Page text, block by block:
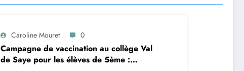
Caroline Mouret 0
Campagne de vaccination au collège Val
de Saye pour les élèves de 5ème :